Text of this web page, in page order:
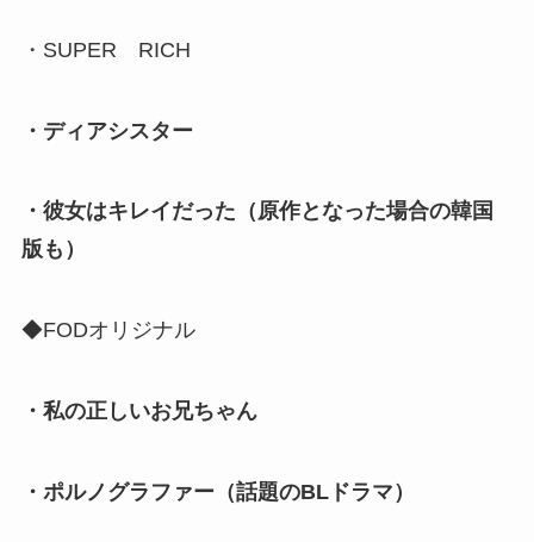
・SUPER RICH
・ディアシスター
・彼女はキレイだった（原作となった場合の韓国
版も）
◆FODオリジナル
・私の正しいお兄ちゃん
・ポルノグラファー（話題のBLドラマ）